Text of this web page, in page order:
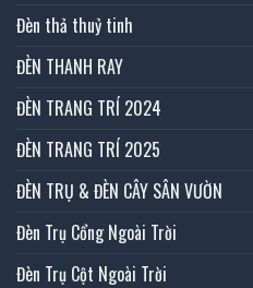
Đèn thả thuỷ tinh
ĐÈN THANH RAY
ĐÈN TRANG TRÍ 2024
ĐÈN TRANG TRÍ 2025
ĐÈN TRỤ & ĐÈN CÂY SÂN VƯỜN
Đèn Trụ Cổng Ngoài Trời
Đèn Trụ Cột Ngoài Trời